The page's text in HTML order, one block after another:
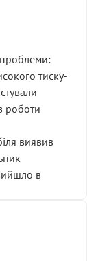
тиску-
роботи
виявив
в